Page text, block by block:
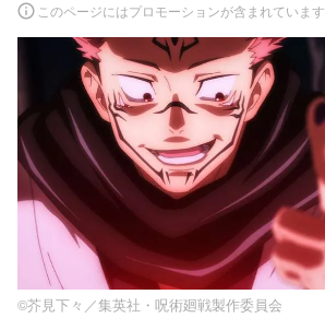
このページにはプロモーションが含まれています
©芥見下々／集英社・呪術廻戦製作委員会